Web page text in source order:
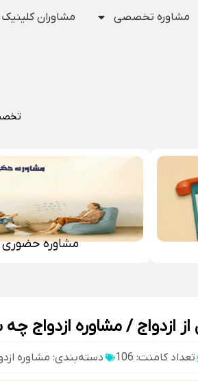
مشاوره تخصصی مشاوران کلینیک
مشاوره حضوری
تعداد کامنت: 106 دسته‌بندی: مشاوره